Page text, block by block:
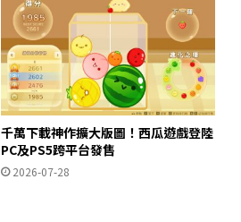
千萬下載神作擴大版圖！西瓜遊戲登陸
PC及PS5跨平台發售
2026-07-28